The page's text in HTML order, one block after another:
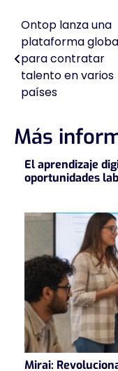
Navegación
de
entradas
Ontop lanza una
plataforma
para contratar
talento en varios
países
Más
El aprendizaje
oportunidades
Mirai: